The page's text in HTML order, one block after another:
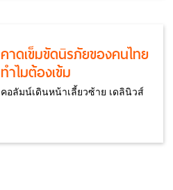
คาดเข็มขัดนิรภัยของคนไทย
ทำไมต้องเข้ม
คอลัมน์เดินหน้าเลี้ยวซ้าย เดลินิวส์